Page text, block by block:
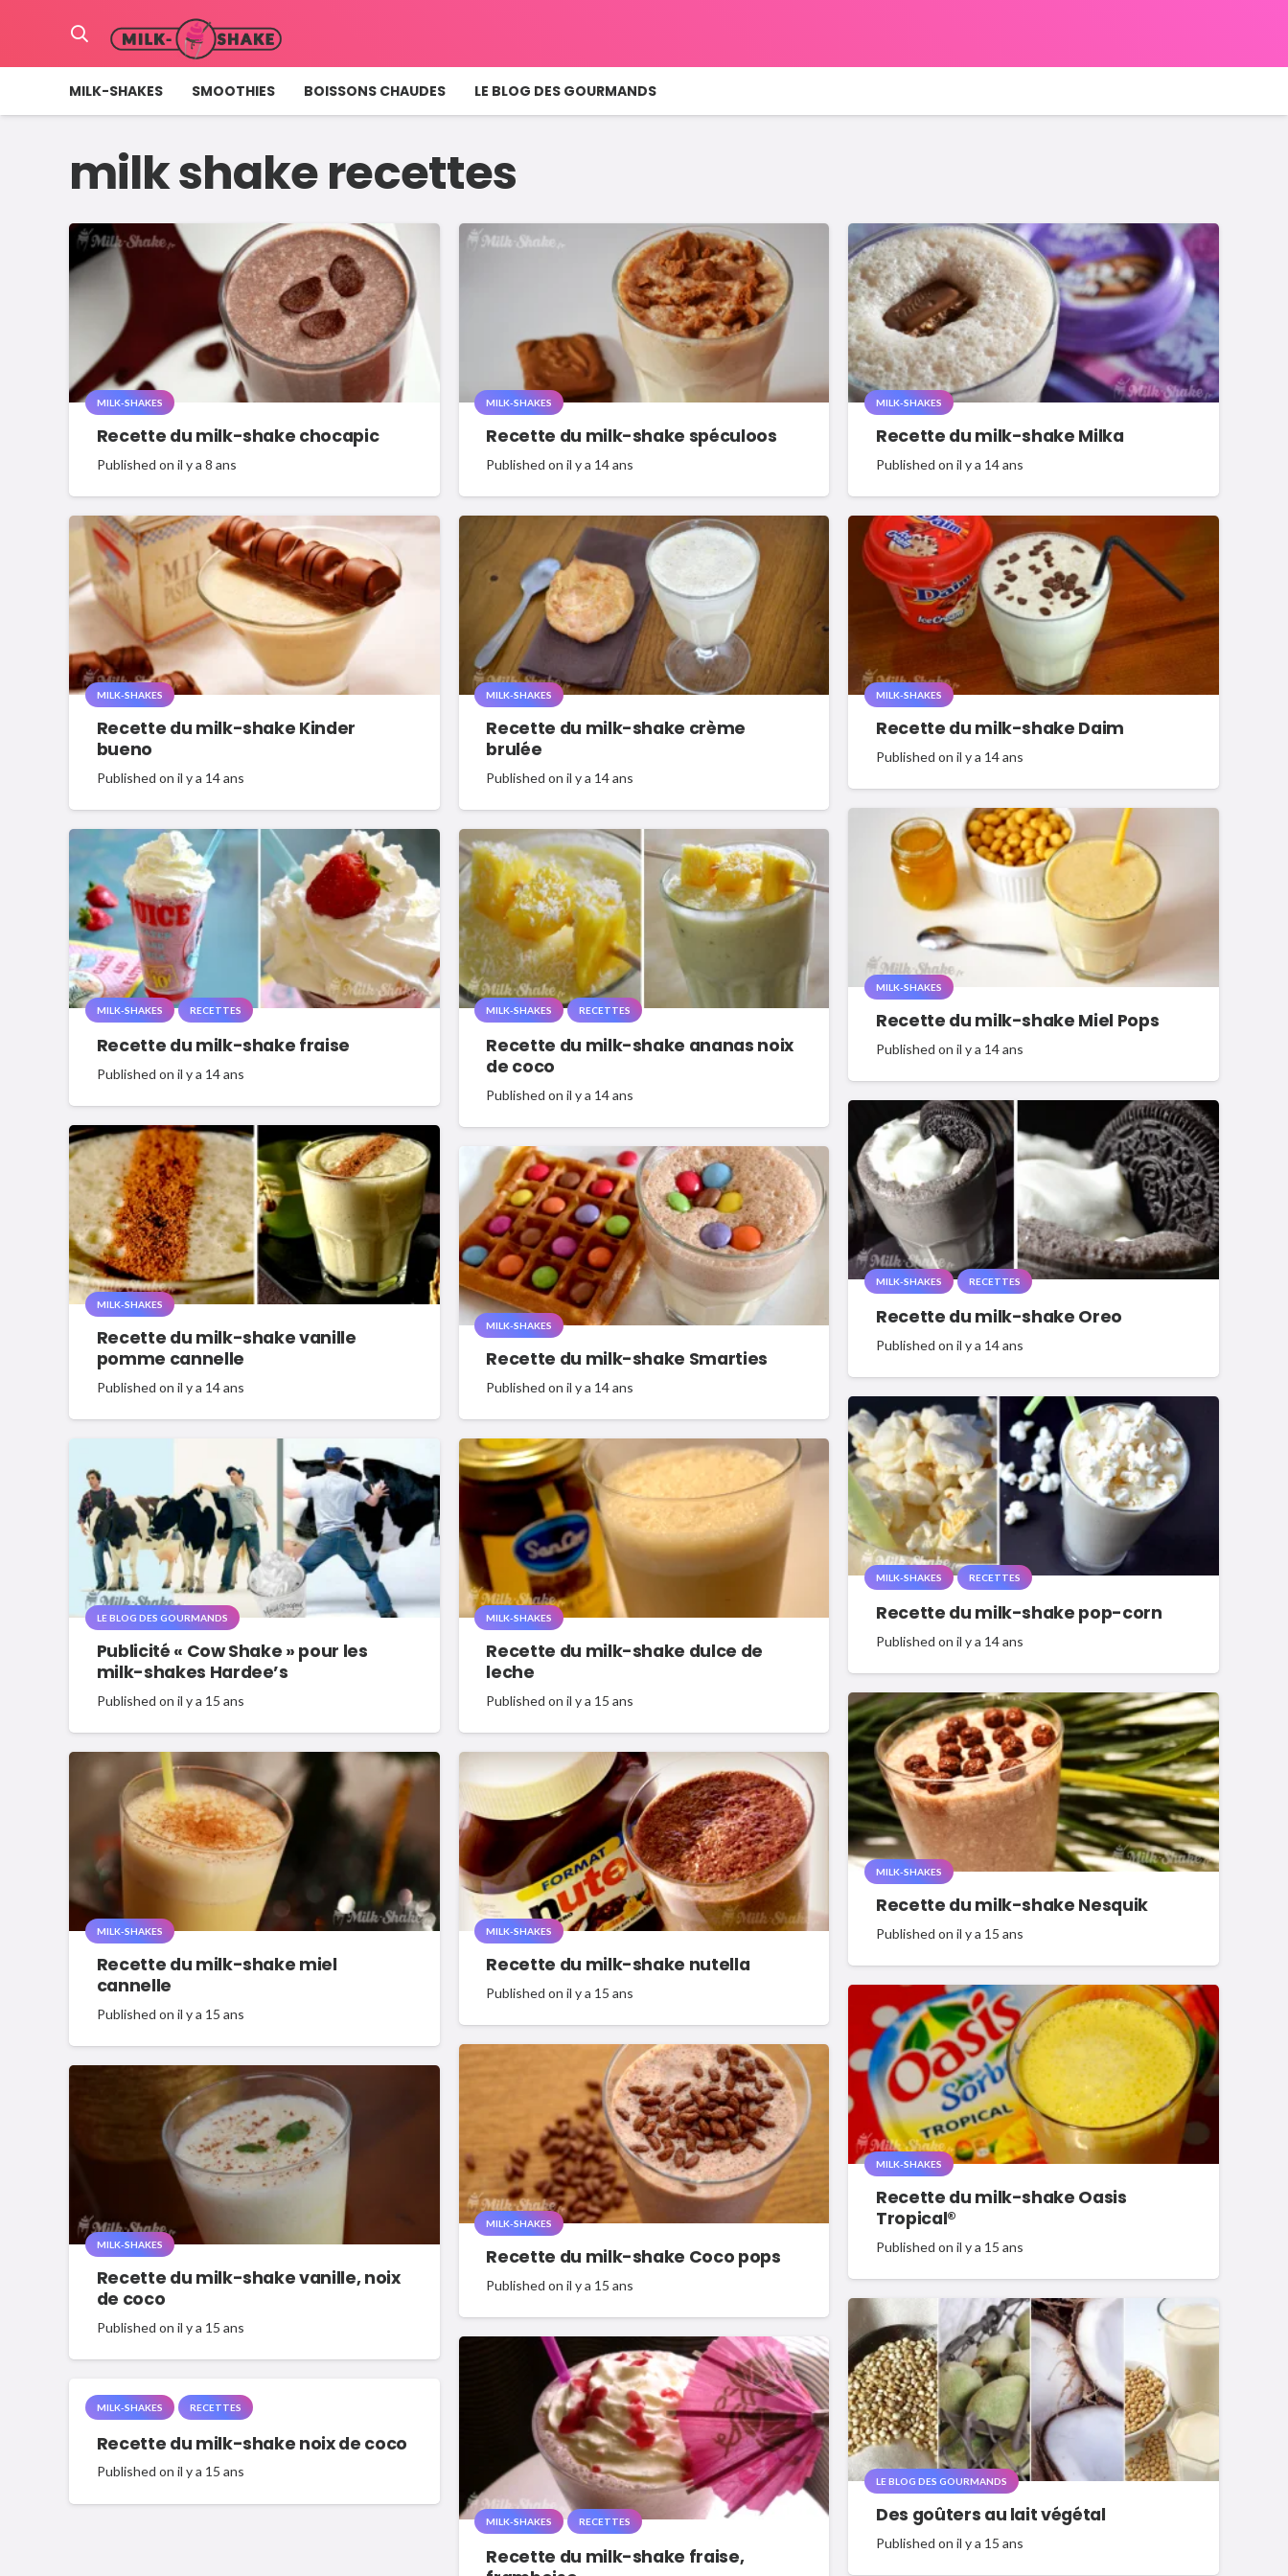
MILK-SHAKES SMOOTHIES BOISSONS CHAUDES LE BLOG DES GOURMANDS
milk shake recettes
MILK-SHAKES
Recette du milk-shake chocapic
Published on il y a 8 ans
MILK-SHAKES
Recette du milk-shake spéculoos
Published onil y a 14 ans
MILK-SHAKES
Recette du milk-shake Milka
Published onil y a 14 ans
MILK-SHAKES
Recette du milk-shake Kinder
bueno
Published on il y a 14 ans
MILK-SHAKES
Recette du milk-shake crème
brulée
Published onil y a 14 ans
MILK-SHAKES
Recette du milk-shake Daim
Published onil y a 14 ans
MILK-SHAKES
Recette du milk-shake Miel Pops
Published onil y a 14 ans
MILK-SHAKES RECETTES
Recette du milk-shake fraise
Published on il y a 14 ans
MILK-SHAKES RECETTES
Recette du milk-shake ananas noix
de coco
Published onil y a 14 ans
MILK-SHAKES RECETTES
Recette du milk-shake Oreo
Published onil y a 14 ans
MILK-SHAKES
Recette du milk-shake vanille
pomme cannelle
Published on il y a 14 ans
MILK-SHAKES
Recette du milk-shake Smarties
Published onil y a 14 ans
MILK-SHAKES RECETTES
Recette du milk-shake pop-corn
Published onil y a 14 ans
LE BLOG DES GOURMANDS
Publicité « Cow Shake » pour les
milk-shakes Hardee’s
Published on il y a 15 ans
MILK-SHAKES
Recette du milk-shake dulce de
leche
Published onil y a 15 ans
MILK-SHAKES
Recette du milk-shake Nesquik
Published onil y a 15 ans
MILK-SHAKES
Recette du milk-shake miel
cannelle
Published on il y a 15 ans
MILK-SHAKES
Recette du milk-shake nutella
Published onil y a 15 ans
MILK-SHAKES
Recette du milk-shake Oasis
Tropical®
Published onil y a 15 ans
MILK-SHAKES
Recette du milk-shake Coco pops
Published onil y a 15 ans
MILK-SHAKES
Recette du milk-shake vanille, noix
de coco
Published on il y a 15 ans
LE BLOG DES GOURMANDS
Des goûters au lait végétal
Published onil y a 15 ans
MILK-SHAKES RECETTES
Recette du milk-shake fraise,
MILK-SHAKES RECETTES
Recette du milk-shake noix de coco
Published on il y a 15 ans